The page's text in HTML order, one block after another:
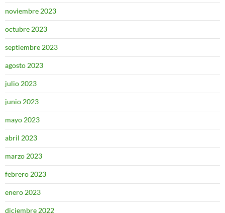
noviembre 2023
octubre 2023
septiembre 2023
agosto 2023
julio 2023
junio 2023
mayo 2023
abril 2023
marzo 2023
febrero 2023
enero 2023
diciembre 2022